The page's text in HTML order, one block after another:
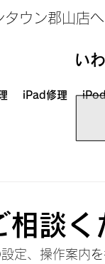
相談く
定、操作案内を
ウン郡山店へ
iPad修理
い